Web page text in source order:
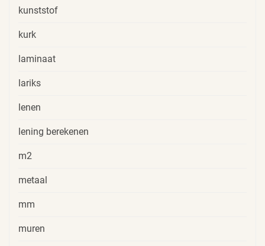
kunststof
kurk
laminaat
lariks
lenen
lening berekenen
m2
metaal
mm
muren